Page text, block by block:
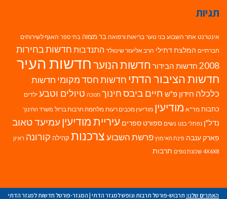
תגיות
אינטרנט אתר השבוע בני נוער בריאות ורפואה בר מצווה בתי ספר האגף לשירותים
חברתיים המלצת דתילי הרב אליעזר שינוולד התנדבות חדשות בחירות
2008 חדשות הבידור חדשות הנוערחדשות העיר
חדשות הציבור הדתי חדשות חסד מקומי חדשות
כלכלה חידון פ"ש חיים ביבסחינוך חנוכה טיולים וטבע ילדים
כתבות מד"א מודיעין מודיעין מכבים רעות מלחמת חרבות ברזל משרד החינוך
נדל"ן נפתלי בנט נשים ספורט ספרים עיריית מודיעין עמיעד טאוב
פארק ענבה פינת האימוץ פרשת השבועצרכנות קהילה קורונה ראיון
4X6X8 שכונת נופים תרבות
האתרים שלנו: תרבוש-פורטל תרבות ונופש למגזר הדתי | המגזר-פורטל חדשות למגזר הדתי